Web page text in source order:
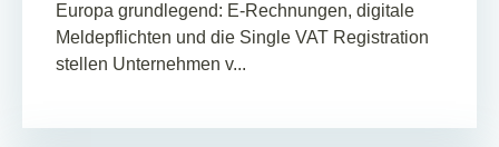
Europa grundlegend: E-Rechnungen, digitale
Meldepflichten und die Single VAT Registration
stellen Unternehmen v...